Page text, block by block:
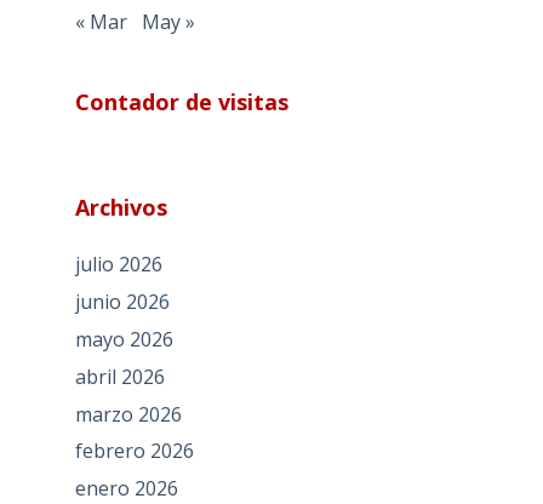
« Mar May »
Contador de visitas
Archivos
julio 2026
junio 2026
mayo 2026
abril 2026
marzo 2026
febrero 2026
enero 2026